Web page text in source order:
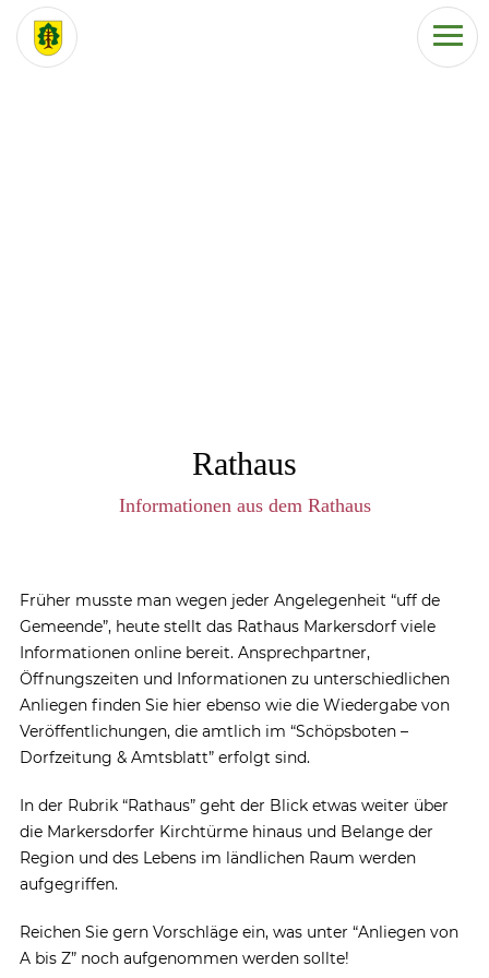
Rathaus
Informationen aus dem Rathaus
Früher musste man wegen jeder Angelegenheit “uff de
Gemeende”, heute stellt das Rathaus Markersdorf viele
Informationen online bereit. Ansprechpartner,
Öffnungszeiten und Informationen zu unterschiedlichen
Anliegen finden Sie hier ebenso wie die Wiedergabe von
Veröffentlichungen, die amtlich im “Schöpsboten –
Dorfzeitung & Amtsblatt” erfolgt sind.
In der Rubrik “Rathaus” geht der Blick etwas weiter über
die Markersdorfer Kirchtürme hinaus und Belange der
Region und des Lebens im ländlichen Raum werden
aufgegriffen.
Reichen Sie gern Vorschläge ein, was unter “Anliegen von
A bis Z” noch aufgenommen werden sollte!